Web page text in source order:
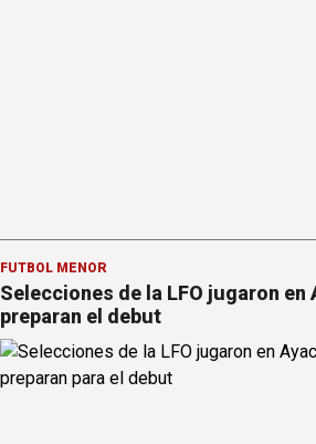
FÚTBOL MENOR
Selecciones de la LFO jugaron en
preparan el debut